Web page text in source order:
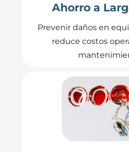
Ahorro a
Prevenir daños en
reduce costos